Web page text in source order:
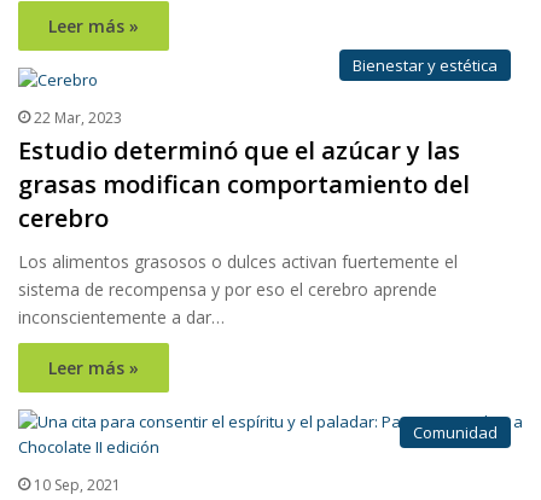
Leer más »
Bienestar y estética
22 Mar, 2023
Estudio determinó que el azúcar y las
grasas modifican comportamiento del
cerebro
Los alimentos grasosos o dulces activan fuertemente el
sistema de recompensa y por eso el cerebro aprende
inconscientemente a dar…
Leer más »
Comunidad
10 Sep, 2021